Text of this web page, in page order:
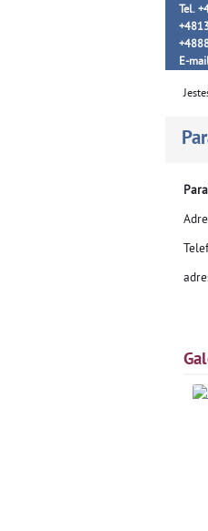
Tel.
E-